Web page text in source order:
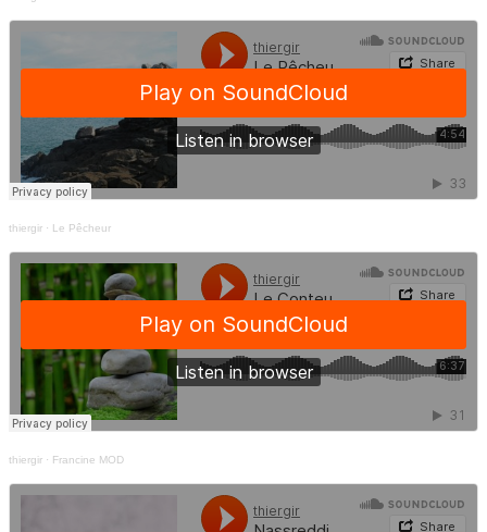
thiergir · Le Pêcheur
thiergir · Francine MOD